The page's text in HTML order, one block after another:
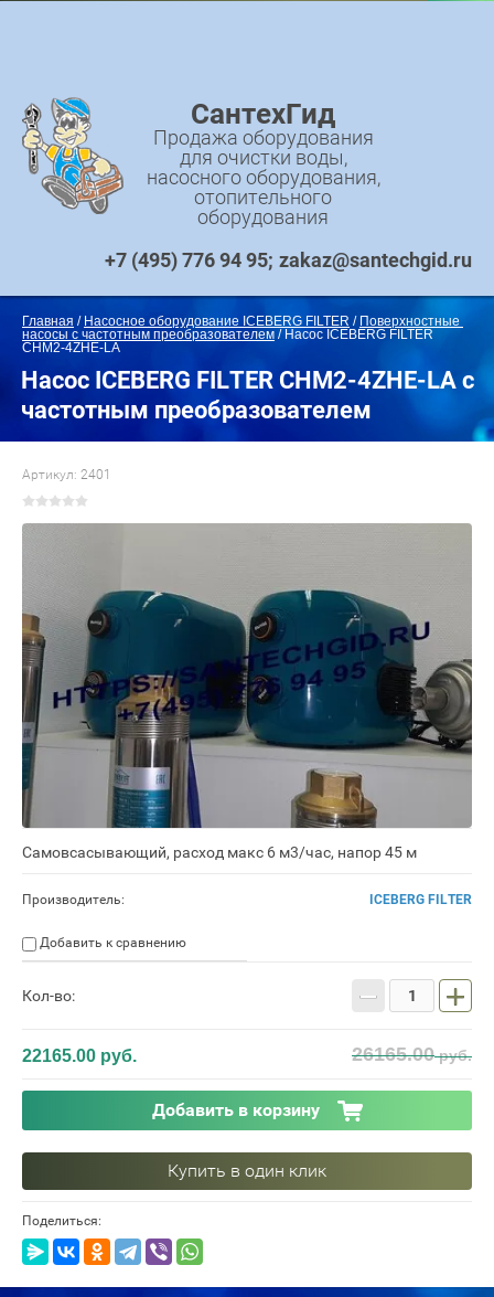
СантехГид
Продажа оборудования
для очистки воды,
насосного оборудования,
отопительного
оборудования
+7 (495) 776 94 95 zakaz@santechgid.ru
Главная / Насосное оборудование ICEBERG FILTER / Поверхностные
насосы с частотным преобразователем / Насос ICEBERG FILTER
CHM2-4ZHE-LA
Насос ICEBERG FILTER CHM2-4ZHE-LA с
частотным преобразователем
Артикул: 2401
Самовсасывающий, расход макс 6 м3/час, напор 45 м
Производитель: ICEBERG FILTER
Добавить к сравнению
Кол-во: − +
22165.00 руб. 26165.00руб.
Добавить в корзину
Купить в один клик
Поделиться: